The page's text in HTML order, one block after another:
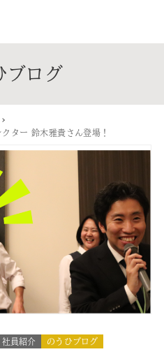
ブログ
ター 鈴木雅貴さん登場！
社員紹介 のうひブログ